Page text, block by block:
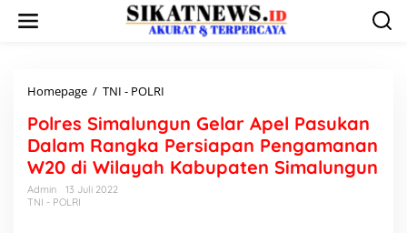
Homepage / TNI - POLRI
l
r
e
Polres Simalungun Gelar Apel Pasukan
Dalam Rangka Persiapan Pengamanan
W20 di Wilayah Kabupaten Simalungun
Admin
13 Juli 2022
TNI - POLRI